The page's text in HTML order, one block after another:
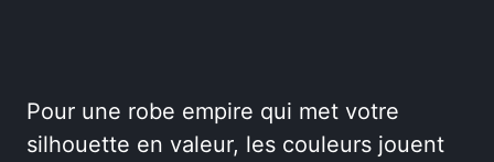
Pour une robe empire qui met votre
silhouette en valeur, les couleurs jouent